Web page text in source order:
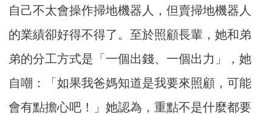
自己不太會操作掃地機器人，但賣掃地機器人
的業績卻好得不得了。至於照顧長輩，她和弟
弟的分工方式是「一個出錢、一個出力」，她
自嘲：「如果我爸媽知道是我要來照顧，可能
會有點擔心吧！」她認為，重點不是什麼都要